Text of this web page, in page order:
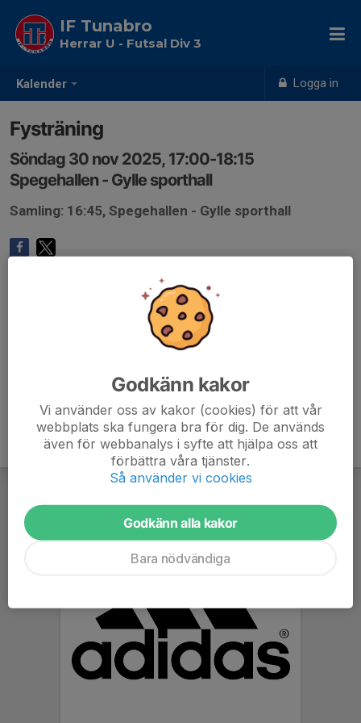
Kalender Logga in
IF Tunabro
Herrar U - Futsal Div 3
Fysträning
Söndag 30 nov 2025, 17:00-18:15
Spegehallen - Gylle sporthall
Samling: 16:45, Spegehallen - Gylle sporthall
Godkänn kakor
Vi använder oss av kakor (cookies) för att vår
webbplats ska fungera bra för dig. De används
även för webbanalys i syfte att hjälpa oss att
förbättra våra tjänster.
Så använder vi cookies
Godkänn alla kakor
Bara nödvändiga